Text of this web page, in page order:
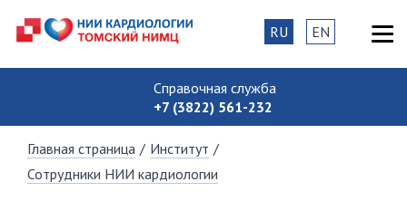
Справочная служба
+7 (3822) 561-232
RU EN
Главная страница / Институт /
Сотрудники НИИ кардиологии